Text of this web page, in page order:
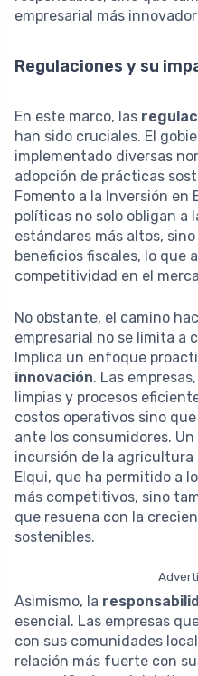
empresarial más
Regulaciones y su
En este marco, las
han sido cruciales. El
implementado diversas
adopción de prácticas
Fomento a la Inversión en
políticas no solo obligan a
estándares más altos,
beneficios fiscales, lo que
competitividad en el
No obstante, el camino
empresarial no se limita a
Implica un enfoque
innovación. Las
limpias y procesos
costos operativos sino
ante los consumidores.
incursión de la agricultura
Elqui, que ha permitido a
más competitivos, sino
que resuena con la
sostenibles.
Asimismo, la
esencial. Las empresas
con sus comunidades
relación más fuerte con